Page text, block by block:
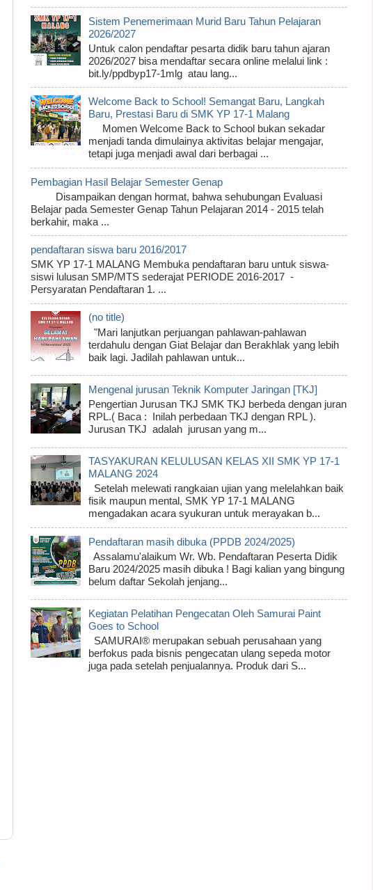
Sistem Penemerimaan Murid Baru Tahun Pelajaran
2026/2027
Untuk calon pendaftar pesarta didik baru tahun ajaran
2026/2027 bisa mendaftar secara online melalui link :
bit.ly/ppdbyp17-1mlg atau lang...
Welcome Back to School! Semangat Baru, Langkah
Baru, Prestasi Baru di SMK YP 17-1 Malang
Momen Welcome Back to School bukan sekadar
menjadi tanda dimulainya aktivitas belajar mengajar,
tetapi juga menjadi awal dari berbagai ...
Pembagian Hasil Belajar Semester Genap
Disampaikan dengan hormat, bahwa sehubungan Evaluasi
Belajar pada Semester Genap Tahun Pelajaran 2014 - 2015 telah
berkahir, maka ...
pendaftaran siswa baru 2016/2017
SMK YP 17-1 MALANG Membuka pendaftaran baru untuk siswa-
siswi lulusan SMP/MTS sederajat PERIODE 2016-2017 -
Persyaratan Pendaftaran 1. ...
(no title)
"Mari lanjutkan perjuangan pahlawan-pahlawan
terdahulu dengan Giat Belajar dan Berakhlak yang lebih
baik lagi. Jadilah pahlawan untuk...
Mengenal jurusan Teknik Komputer Jaringan [TKJ]
Pengertian Jurusan TKJ SMK TKJ berbeda dengan juran
RPL.( Baca : Inilah perbedaan TKJ dengan RPL ).
Jurusan TKJ adalah jurusan yang m...
TASYAKURAN KELULUSAN KELAS XII SMK YP 17-1
MALANG 2024
Setelah melewati rangkaian ujian yang melelahkan baik
fisik maupun mental, SMK YP 17-1 MALANG
mengadakan acara syukuran untuk merayakan b...
Pendaftaran masih dibuka (PPDB 2024/2025)
Assalamu'alaikum Wr. Wb. Pendaftaran Peserta Didik
Baru 2024/2025 masih dibuka ! Bagi kalian yang bingung
belum daftar Sekolah jenjang...
Kegiatan Pelatihan Pengecatan Oleh Samurai Paint
Goes to School
SAMURAI® merupakan sebuah perusahaan yang
berfokus pada bisnis pengecatan ulang sepeda motor
juga pada setelah penjualannya. Produk dari S...